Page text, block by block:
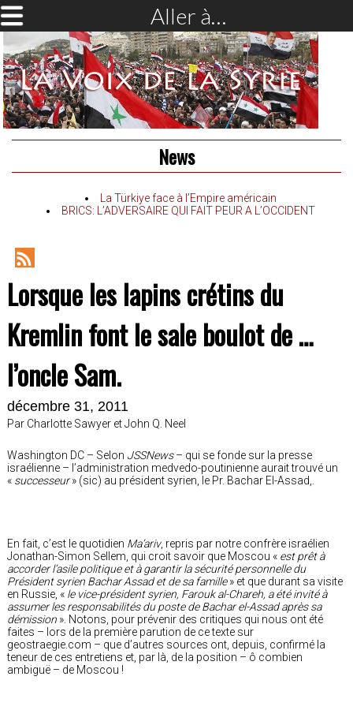
Aller à…
News
La Türkiye face à l’Empire américain
BRICS: L’ADVERSAIRE QUI FAIT PEUR A L’OCCIDENT
RSS
Lorsque les lapins crétins du
Kremlin font le sale boulot de …
l’oncle Sam.
décembre 31, 2011
Par Charlotte Sawyer et John Q. Neel
Washington DC – Selon JSSNews– qui se fonde sur la presse
israélienne – l’administration medvedo-poutinienne aurait trouvé un
« successeur» (sic) au président syrien, le Pr. Bachar El-Assad,.
En fait, c’est le quotidien Ma’ariv, repris par notre confrère israélien
Jonathan-Simon Sellem, qui croit savoir que Moscou « est prêt à
accorder l’asile politique et à garantir la sécurité personnelle du
Président syrien Bachar Assad et de sa famille» et que durant sa visite
en Russie, « le vice-président syrien, Farouk al-Chareh, a été invité à
assumer les responsabilités du poste de Bachar el-Assad après sa
démission ». Notons, pour prévenir des critiques qui nous ont été
faites – lors de la première parution de ce texte sur
geostraegie.com – que d’autres sources ont, depuis, confirmé la
teneur de ces entretiens et, par là, de la position – ô combien
ambiguë – de Moscou !